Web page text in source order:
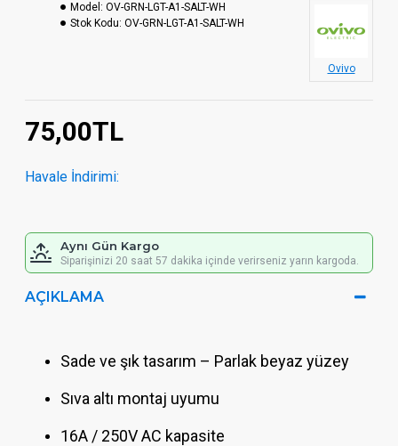
75,00TL
Havale İndirimi:
Model: OV-GRN-LGT-A1-SALT-WH
Stok Kodu: OV-GRN-LGT-A1-SALT-WH
Ovivo
Aynı Gün Kargo
Siparişinizi 20 saat 57 dakika içinde verirseniz yarın kargoda.
AÇIKLAMA
Sade ve şık tasarım – Parlak beyaz yüzey
Sıva altı montaj uyumu
16A / 250V AC kapasite